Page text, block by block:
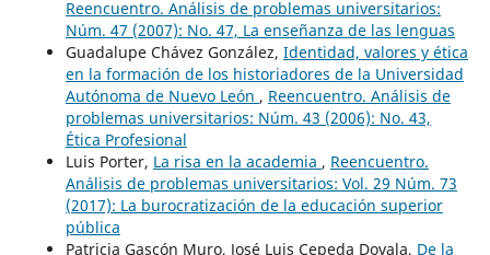
Reencuentro. Análisis de problemas universitarios:
Núm. 47 (2007): No. 47, La enseñanza de las lenguas
Guadalupe Chávez González, Identidad, valores y ética
en la formación de los historiadores de la Universidad
Autónoma de Nuevo León , Reencuentro. Análisis de
problemas universitarios: Núm. 43 (2006): No. 43,
Ética Profesional
Luis Porter, La risa en la academia , Reencuentro.
Análisis de problemas universitarios: Vol. 29 Núm. 73
(2017): La burocratización de la educación superior
pública
Patricia Gascón Muro, José Luis Cepeda Dovala, De la